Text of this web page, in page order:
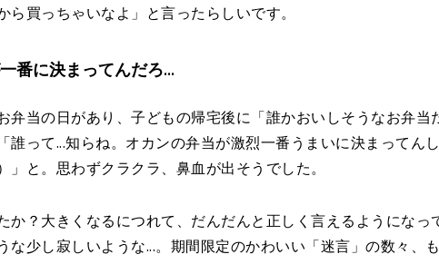
ら買っちゃいなよ」と言ったらしいです。
番に決まってんだろ...
弁当の日があり、子どもの帰宅後に「誰かおいしそうなお弁当
誰って...知らね。オカンの弁当が激烈一番うまいに決まってん
」と。思わずクラクラ、鼻血が出そうでした。
か？大きくなるにつれて、だんだんと正しく言えるようになっ
な少し寂しいような...。期間限定のかわいい「迷言」の数々、